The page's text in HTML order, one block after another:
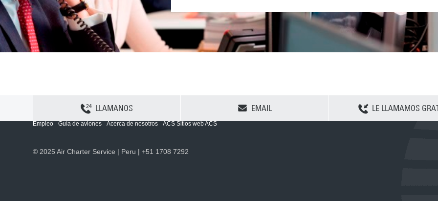
LLAMANOS EMAIL LE LLAMAMOS
Sitemap Política y privacidad
Empleo
Guía de aviones Acerca de nosotros ACS Sitios web ACS
© 2025 Air Charter Service | Peru | +51 1708 7292